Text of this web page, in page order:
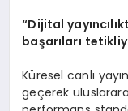
“Dijital
başarıları
Küresel canlı
geçerek